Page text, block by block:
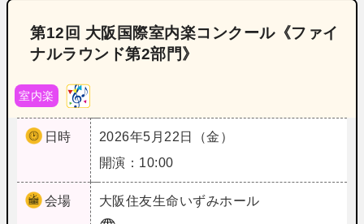
第12回 大阪国際室内楽コンクール《ファイ
ナルラウンド第2部門》
室内楽
日時
2026年5月22日（金）
開演：10:00
会場 大阪住友生命いずみホール